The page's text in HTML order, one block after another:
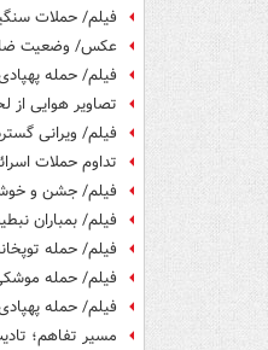
فیلم/ حملات
عکس/ وضعیت
فیلم/ حمله
تصاویر هوایی
فیلم/ ویرانی
تداوم حملات
فیلم/ جشن و
فیلم/ بمباران
فیلم/ حمله
فیلم/ حمله
فیلم/ حمله
مسیر تفاهم؛